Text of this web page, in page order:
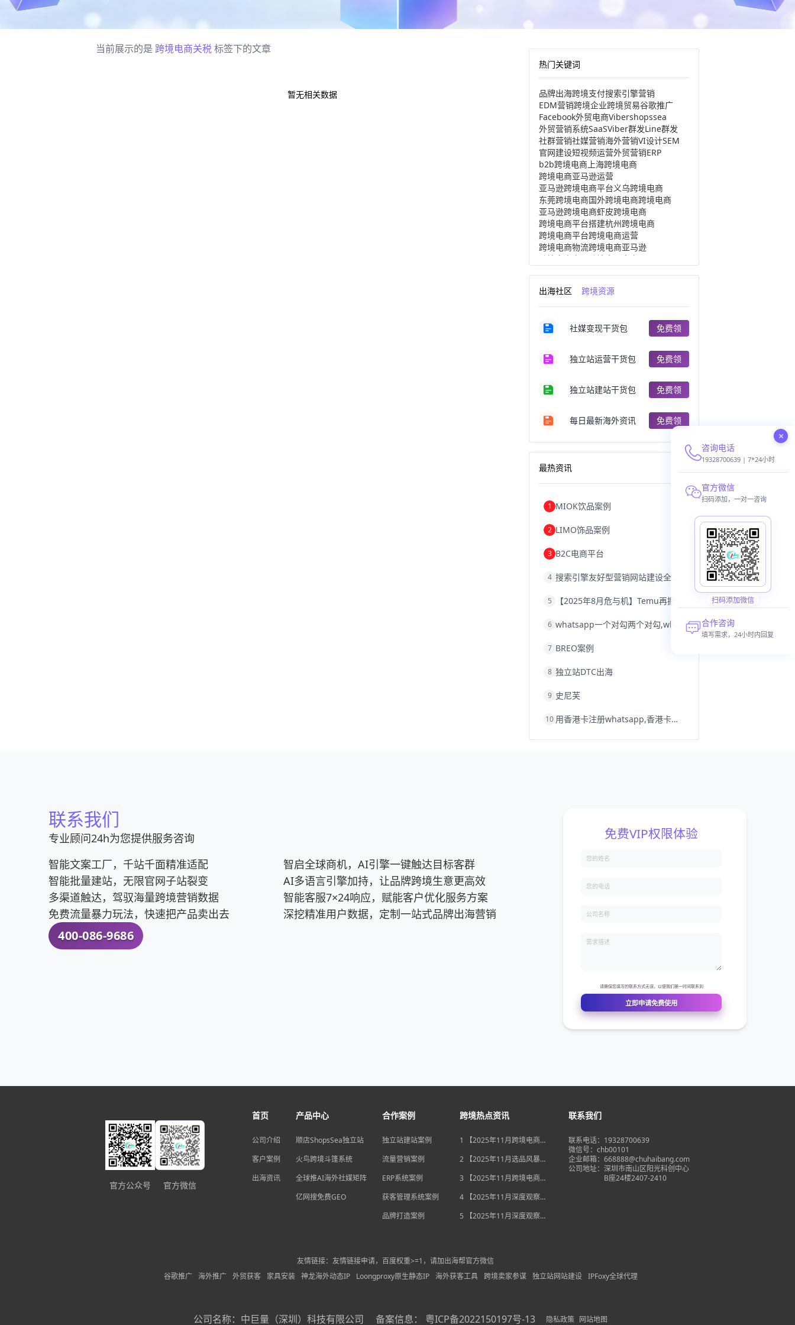
当前展示的是 跨境电商关税标签下的文章
暂无相关数据
热门关键词
品牌出海跨境支付搜索引擎营销
EDM营销跨境企业跨境贸易谷歌推广
Facebook外贸电商Vibershopssea
外贸营销系统SaaSViber群发Line群发
社群营销社媒营销海外营销VI设计SEM
官网建设短视频运营外贸营销ERP
b2b跨境电商 上海跨境电商
跨境电商亚马逊运营
亚马逊跨境电商平台义乌跨境电商
东莞跨境电商国外跨境电商跨境电商
亚马逊跨境电商虾皮跨境电商
跨境电商平台搭建杭州跨境电商
跨境电商平台跨境电商运营
跨境电商物流跨境电商亚马逊
跨境电商产品
跨境出口电商
跨境电商分析进口跨境电商
跨境电商服务广州跨境电商
跨境电商注册跨境电商开店
跨境电商商品个人跨境电商
跨境电商案例国内跨境电商
郑州跨境电商跨境电商趋势
阿里跨境电商
跨境电商费用美国跨境电商
跨境电商教程
独立站跨境电商跨境电商独立站
跨境电商erp西安跨境电商
沈阳跨境电商跨境电商服务平台
跨境电商网店跨境电商物流模式
跨境电商结算浙江跨境电商
跨境电商优势跨境电商的优势seo运营
whatsapp群发
出海社区 跨境资源
社媒变现干货包 免费领
独立站运营干货包 免费领
独立站建站干货包 免费领
每日最新海外资讯 免费领
最热资讯
1 MIOK饮品案例
2 LIMO饰品案例
3 B2C电商平台
4
5
6
7 BREO案例
8 独立站DTC出海
9 史尼芙
10 用香港卡注册whatsapp,香港卡不能注册whatsapp
联系我们
专业顾问24h为您提供服务咨询
智能文案工厂，千站千面精准适配
智能批量建站，无限官网子站裂变
多渠道触达，驾驭海量跨境营销数据
免费流量暴力玩法，快速把产品卖出去
400-086-9686
智启全球商机，AI引擎一键触达目标客群
AI多语言引擎加持，让品牌跨境生意更高效
智能客服7×24响应，赋能客户优化服务方案
深挖精准用户数据，定制一站式品牌出海营销
官方公众号 官方微信
首页
公司介绍
客户案例
出海资讯
产品中心
顺店ShopsSea独立站
火鸟跨境斗篷系统
全球推AI海外社媒矩阵
亿网搜免费GEO
合作案例
独立站建站案例
流量营销案例
ERP系统案例
获客管理系统案例
品牌打造案例
跨境热点资讯
1 【2025年11月跨境电商大
独立站流量自主权如何突
2 【2025年11月选品风暴】
后，跨境电商如何抢占数字
3 【2025年11月跨境电商新
宽，独立站卖家如何借势突
4 【2025年11月深度观察】
后，跨境电商如何用“自主流
5 【2025年11月深度观察】
联系我们
联系电话：19328700639
微信号：chb00101
企业邮箱：668888@chuhaibang.com
公司地址： 深圳市南山区阳光科创中心
B座24楼2407-2410
友情链接：友情链接申请，百度权重>=1，请加出海帮官方微信
谷歌推广
海外推广 外贸获客 家具安装 神龙海外动态IP Loongproxy原生静态IP 海外获客工具 跨境卖家参谋 独立站网站建设 IPFoxy全球代理
公司名称： 中巨量（深圳）科技有限公司 备案信息： 粤ICP备2022150197号-13 隐私政策 网站地图
×
咨询电话
19328700639 | 7*24小时
官方微信
扫码添加，一对一咨询
扫码添加微信
合作咨询
填写需求，24小时内回复